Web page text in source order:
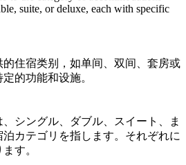
suite, or deluxe, each with specific
住宿类别，如单间、双间、套房或
的功能和设施。
シングル、ダブル、スイート、ま
カテゴリを指します。それぞれに
す。